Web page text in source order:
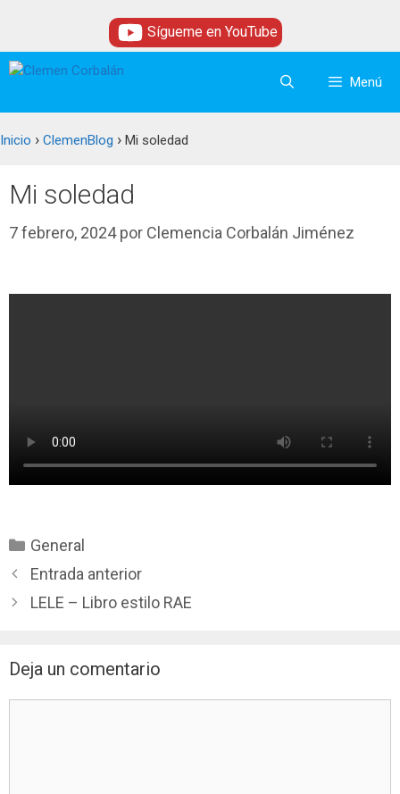
contenido
Sígueme en YouTube
Menú
Inicio › ClemenBlog › Mi soledad
Mi soledad
7 febrero, 2024 por Clemencia Corbalán Jiménez
Categorías
General
Entrada anterior
LELE – Libro estilo RAE
Deja un comentario